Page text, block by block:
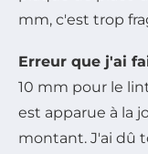
mm, c'est trop
Erreur que j'ai
10 mm pour le
est apparue à la
montant. J'ai dû